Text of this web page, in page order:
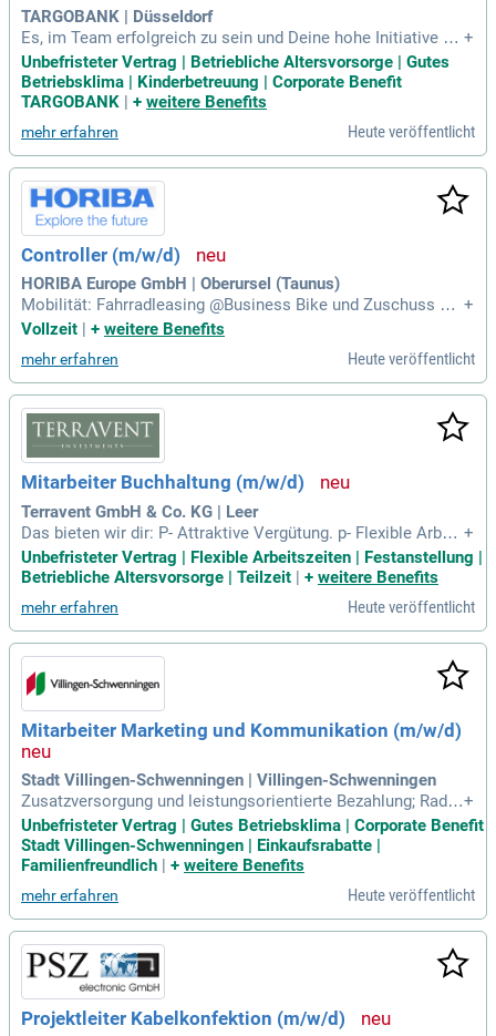
TARGOBANK | Düsseldorf
Es, im Team erfolgreich zu sein und Deine hohe Initiative un
d Einsatzbereitschaft geschätzt zu wissen Du hast ein abge
schlossenes wirtschaftswissenschaftliches Studium oder e
ine abgeschlossene kaufmännische Ausbildung mit Zusatz
+
Unbefristeter Vertrag | Betriebliche Altersvorsorge | Gutes
Betriebsklima | Kinderbetreuung | Corporate Benefit
TARGOBANK | + weitere Benefits
mehr erfahren Heute veröffentlicht
Controller (m/w/d)
HORIBA Europe GmbH | Oberursel (Taunus)
Mobilität: Fahrradleasing @Business Bike und Zuschuss bei
m Deutschlandticket. Weitere Informationen: Haben wir Ihr I
+
Vollzeit
+ weitere Benefits
mehr erfahren Heute veröffentlicht
Mitarbeiter Buchhaltung (m/w/d)
Terravent GmbH & Co. KG | Leer
Das bieten wir dir: P- Attraktive Vergütung. p- Flexible Arbeit
szeiten im Teilzeitmodell. p- Unbefristete Festanstellung. p-
Moderner, ergonomischer Arbeitsplatz. p- Hansefit-Mitglied
schaft. p- Bikeleasing. p- Betriebliche Altersvorsorge.
+
Unbefristeter Vertrag | Flexible Arbeitszeiten | Festanstellung |
Betriebliche Altersvorsorge | Teilzeit | + weitere Benefits
mehr erfahren Heute veröffentlicht
Mitarbeiter Marketing und Kommunikation (m/w/d)
Stadt Villingen-Schwenningen | Villingen-Schwenningen
Zusatzversorgung und leistungsorientierte Bezahlung; Radle
asing im Rahmen der Entgeltumwandlung; betriebliches Ges
undheitsmanagement und Firmenfitness in Kooperation mit
Hansefit; corporate benefits – attraktive Rabatte bei zahlrei
+
Unbefristeter Vertrag | Gutes Betriebsklima | Corporate Benefit
Stadt Villingen-Schwenningen | Einkaufsrabatte |
Familienfreundlich | + weitere Benefits
mehr erfahren Heute veröffentlicht
Projektleiter Kabelkonfektion (m/w/d)